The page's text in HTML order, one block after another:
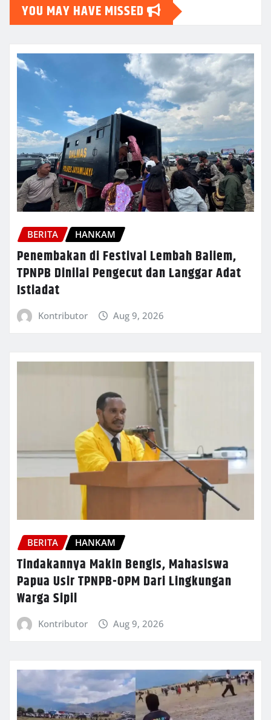
YOU MAY HAVE MISSED
BERITA HANKAM
Penembakan di Festival Lembah Baliem,
TPNPB Dinilai Pengecut dan Langgar Adat
Istiadat
Kontributor Aug 9, 2026
BERITA HANKAM
Tindakannya Makin Bengis, Mahasiswa
Papua Usir TPNPB-OPM Dari Lingkungan
Warga Sipil
Kontributor Aug 9, 2026